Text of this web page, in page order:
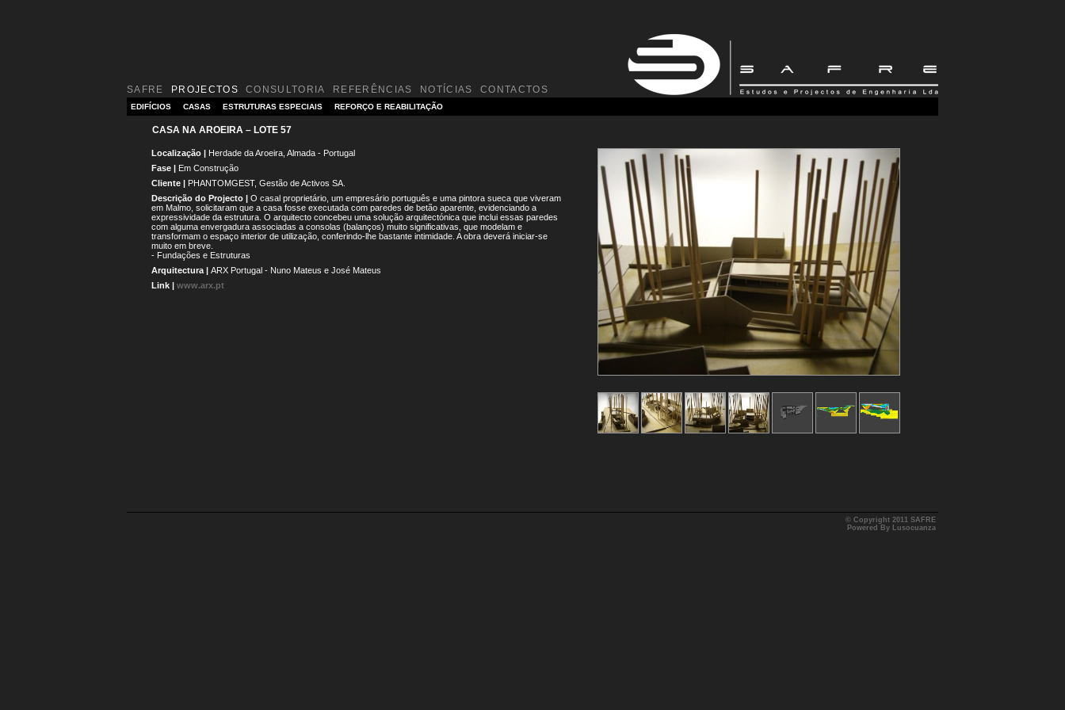
SAFRE PROJECTOS CONSULTORIA REFERÊNCIAS NOTÍCIAS CONTACTOS
EDIFÍCIOS CASAS ESTRUTURAS ESPECIAIS REFORÇO E REABILITAÇÃO
CASA NA AROEIRA – LOTE 57
Localização | Herdade da Aroeira, Almada - Portugal
Fase | Em Construção
Cliente | PHANTOMGEST, Gestão de Activos SA.
Descrição do Projecto | O casal proprietário, um empresário português e uma pintora sueca que viveram
em Malmo, solicitaram que a casa fosse executada com paredes de betão aparente, evidenciando a
expressividade da estrutura. O arquitecto concebeu uma solução arquitectónica que inclui essas paredes
com alguma envergadura associadas a consolas (balanços) muito significativas, que modelam e
transformam o espaço interior de utilização, conferindo-lhe bastante intimidade. A obra deverá iniciar-se
muito em breve.
- Fundações e Estruturas
Arquitectura | ARX Portugal - Nuno Mateus e José Mateus
Link | www.arx.pt
© Copyright 2011 SAFRE
Powered By Lusocuanza